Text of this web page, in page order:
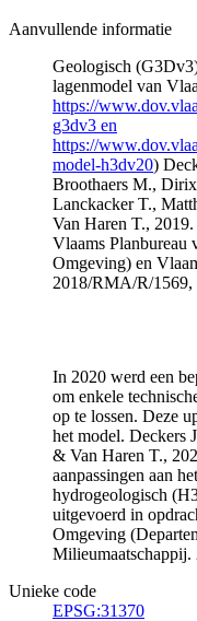
Aanvullende informatie
Geologisch
lagenmodel van
https://
g3dv3 en
https://
model-h3dv20)
Broothaers M.,
Lanckacker T.,
Van Haren T.,
Vlaams Planbureau
Omgeving) en
2018/RMA/R/1569,
In 2020 werd een
om enkele
op te lossen. Deze
het model. Deckers
& Van Haren T.,
aanpassingen aan
hydrogeologisch
uitgevoerd in
Omgeving
Unieke code
EPSG:31370